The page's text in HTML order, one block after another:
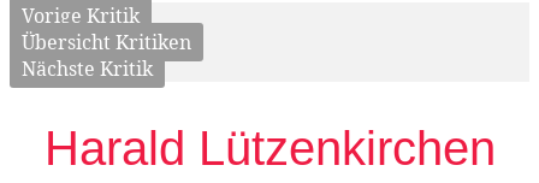
Vorige Kritik
Übersicht Kritiken
Nächste Kritik
Harald Lützenkirchen